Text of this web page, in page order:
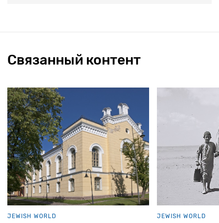
Связанный контент
JEWISH WORLD JEWISH WORLD